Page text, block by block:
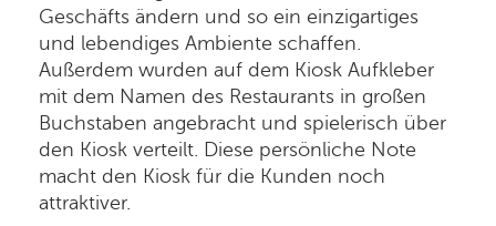
Geschäfts ändern und so ein einzigartiges
und lebendiges Ambiente schaffen.
Außerdem wurden auf dem Kiosk Aufkleber
mit dem Namen des Restaurants in großen
Buchstaben angebracht und spielerisch über
den Kiosk verteilt. Diese persönliche Note
macht den Kiosk für die Kunden noch
attraktiver.